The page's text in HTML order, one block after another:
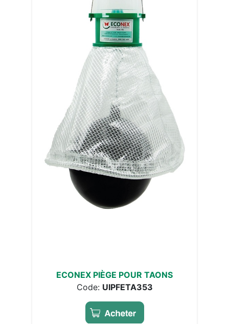
ECONEX PIÈGE POUR TAONS
Code: UIPFETA353